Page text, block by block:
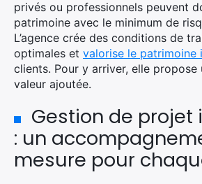
privés ou professionnels peuvent
patrimoine avec le minimum de
L’agence crée des conditions de
optimales et valorise le patrimoine
clients. Pour y arriver, elle
valeur ajoutée.
Gestion de projet
: un
mesure pour